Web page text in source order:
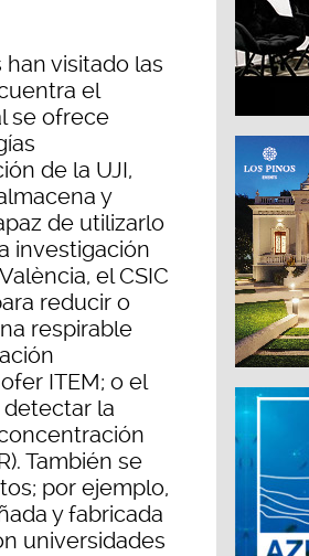
visitado las
el
se ofrece
de la UJI,
y
de utilizarlo
investigación
el CSIC
reducir o
respirable
ITEM; o el
la
También se
por ejemplo,
y fabricada
universidades